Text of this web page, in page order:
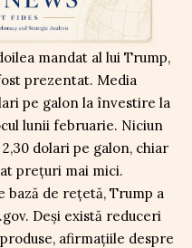
mandat al lui Trump,
prezentat. Media
pe galon la învestire la
lunii februarie. Niciun
dolari pe galon, chiar
prețuri mai mici.
de rețetă, Trump a
Deși există reduceri
afirmațiile despre